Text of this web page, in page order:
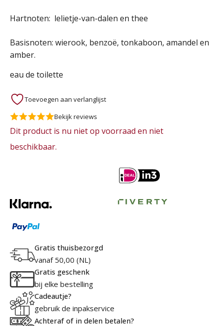
Hartnoten: lelietje-van-dalen en thee
Basisnoten: wierook, benzoë, tonkaboon, amandel en
amber.
eau de toilette
Toevoegen aan verlanglijst
Bekijk reviews
Dit product is nu niet op voorraad en niet
beschikbaar.
Gratis thuisbezorgd
vanaf 50,00 (NL)
Gratis geschenk
bij elke bestelling
Cadeautje?
gebruik de inpakservice
Achteraf of in delen betalen?